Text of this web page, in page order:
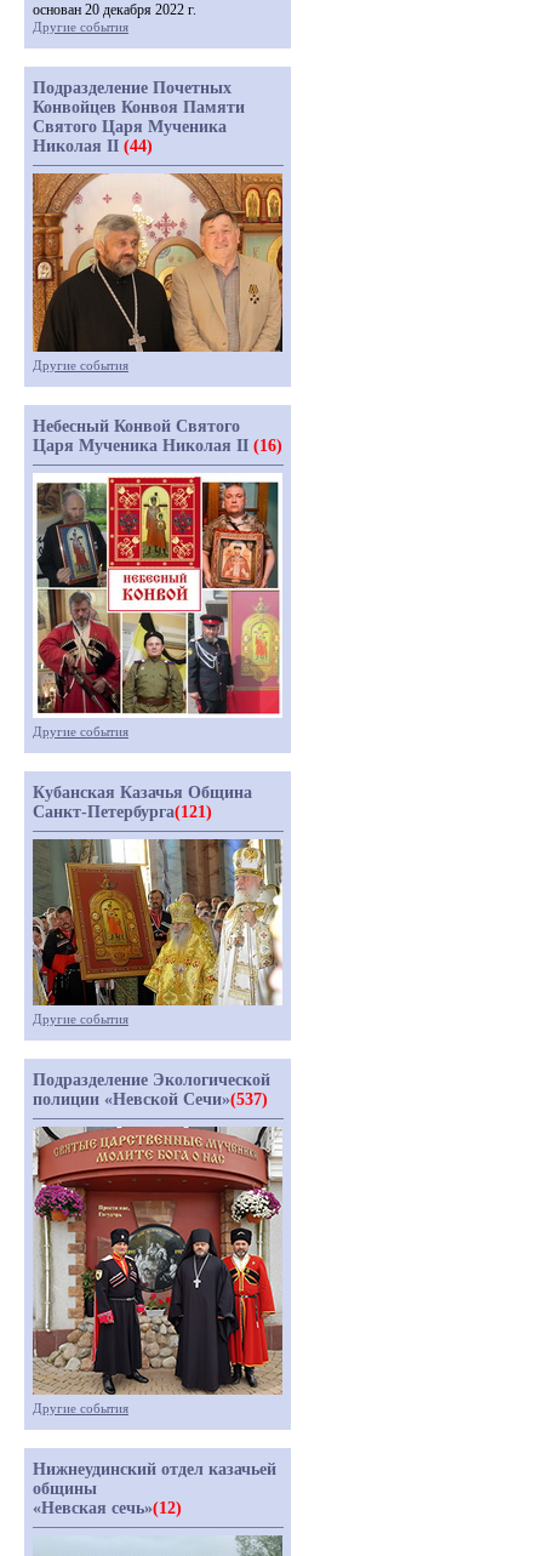
основан 20 декабря 2022 г.
Другие события
Подразделение Почетных
Конвойцев Конвоя Памяти
Святого Царя Мученика
Николая II (44)
Другие события
Небесный Конвой Святого
Царя Мученика Николая II (16)
Другие события
Кубанская Казачья Община
Санкт-Петербурга(121)
Другие события
Подразделение Экологической
полиции «Невской Сечи»(537)
Другие события
Нижнеудинский отдел казачьей
общины
«Невская сечь»(12)